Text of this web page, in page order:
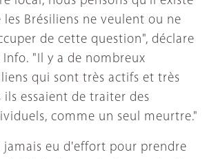
les Brésiliens ne veulent ou ne
de cette question", déclare
Info. "Il y a de nombreux
qui sont très actifs et très
ils essaient de traiter des
comme un seul meurtre."
jamais eu d'effort pour prendre